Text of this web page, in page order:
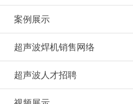
案例展示
超声波焊机销售网络
超声波人才招聘